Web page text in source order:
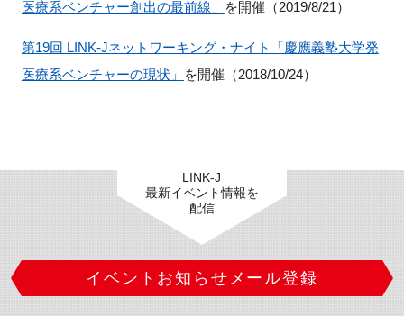
医療系ベンチャー創出の最前線」
を開催（2019/8/21）
第19回 LINK-Jネットワーキング・ナイト「慶應義塾大学発
医療系ベンチャーの現状」
を開催（2018/10/24）
LINK-J
最新イベント情報を
配信
イベントお知らせメール登録